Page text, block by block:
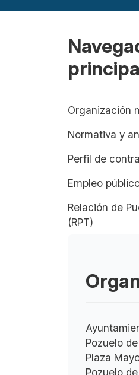
Organización
Normativa y
Perfil de
Empleo
Relación de
(RPT)
Pozuelo
Plaza
Pozuelo